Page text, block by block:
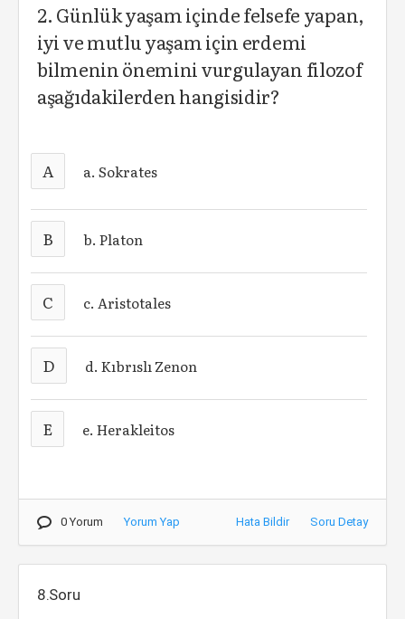
2. Günlük yaşam içinde felsefe yapan,
iyi ve mutlu yaşam için erdemi
bilmenin önemini vurgulayan filozof
aşağıdakilerden hangisidir?
A a. Sokrates
B b. Platon
C c. Aristotales
D d. Kıbrıslı Zenon
E e. Herakleitos
0 Yorum Yorum Yap Hata Bildir Soru Detay
8.Soru